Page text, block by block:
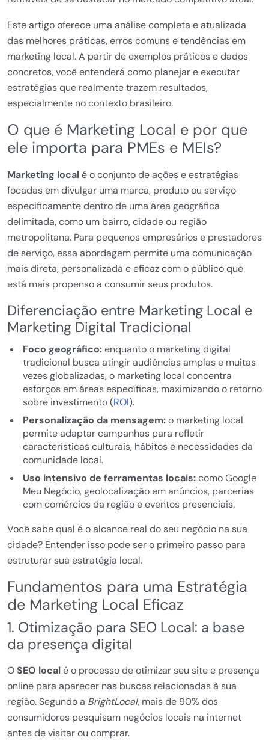
Este artigo oferece uma análise completa e atualizada
das melhores práticas, erros comuns e tendências em
marketing local. A partir de exemplos práticos e dados
concretos, você entenderá como planejar e executar
estratégias que realmente trazem resultados,
especialmente no contexto brasileiro.
O que é Marketing Local e por que
ele importa para PMEs e MEIs?
Marketing localé o conjunto de ações e estratégias
focadas em divulgar uma marca, produto ou serviço
especificamente dentro de uma área geográfica
delimitada, como um bairro, cidade ou região
metropolitana. Para pequenos empresários e prestadores
de serviço, essa abordagem permite uma comunicação
mais direta, personalizada e eficaz com o público que
está mais propenso a consumir seus produtos.
Diferenciação entre Marketing Local e
Marketing Digital Tradicional
Foco geográfico:enquanto o marketing digital
tradicional busca atingir audiências amplas e muitas
vezes globalizadas, o marketing local concentra
esforços em áreas específicas, maximizando o retorno
sobre investimento (ROI).
Personalização da mensagem:o marketing local
permite adaptar campanhas para refletir
características culturais, hábitos e necessidades da
comunidade local.
Uso intensivo de ferramentas locais:como Google
Meu Negócio, geolocalização em anúncios, parcerias
com comércios da região e eventos presenciais.
Você sabe qual é o alcance real do seu negócio na sua
cidade? Entender isso pode ser o primeiro passo para
estruturar sua estratégia local.
Fundamentos para uma Estratégia
de Marketing Local Eficaz
1. Otimização para SEO Local: a base
da presença digital
OSEO localé o processo de otimizar seu site e presença
online para aparecer nas buscas relacionadas à sua
região. Segundo a BrightLocal, mais de 90% dos
consumidores pesquisam negócios locais na internet
antes de visitar ou comprar.